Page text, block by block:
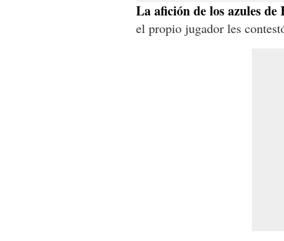
La afición de los azules de
el propio jugador les